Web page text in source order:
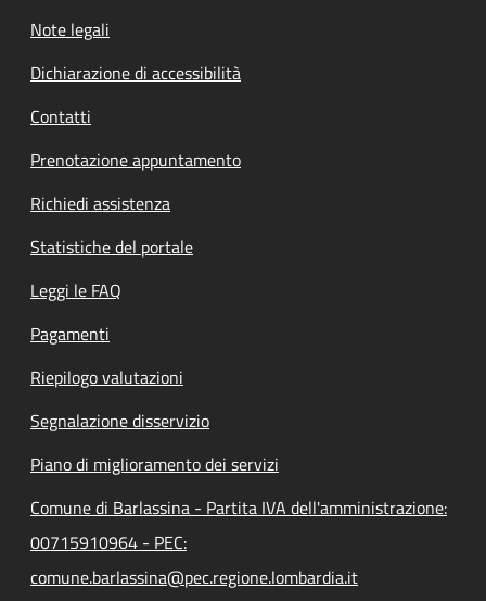
Note legali
Dichiarazione di accessibilità
Contatti
Prenotazione appuntamento
Richiedi assistenza
Statistiche del portale
Leggi le FAQ
Pagamenti
Riepilogo valutazioni
Segnalazione disservizio
Piano di miglioramento dei servizi
Comune di Barlassina - Partita IVA dell'amministrazione:
00715910964 - PEC:
comune.barlassina@pec.regione.lombardia.it